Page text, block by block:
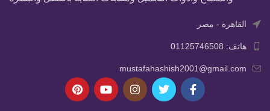
القاهرة - مصر
هاتف: 01125746508
mustafahashish2001@gmail.com